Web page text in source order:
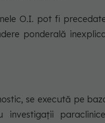
O.I. pot fi
ponderală
se execută pe